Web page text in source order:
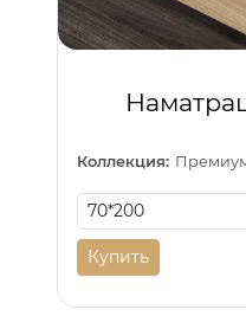
Коллекция:
Купить